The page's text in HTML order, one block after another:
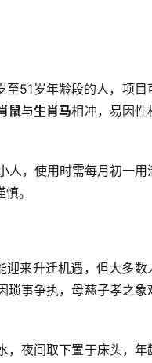
51岁年龄段的人，项目
鼠与生肖马相冲，易因性
人，使用时需每月初一用
。
来升迁机遇，但大多数
琐事争执，母慈子孝之象
，夜间取下置于床头，年